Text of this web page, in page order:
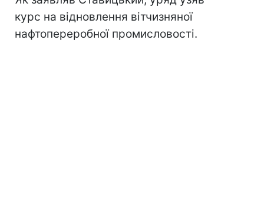
курс на відновлення вітчизняної
нафтопереробної промисловості.